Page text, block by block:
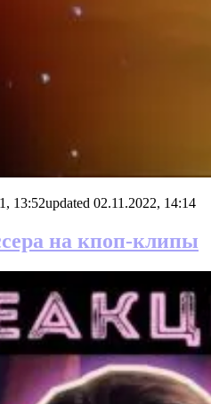
13:52updated 02.11.2022, 14:14
на кпоп-клипы